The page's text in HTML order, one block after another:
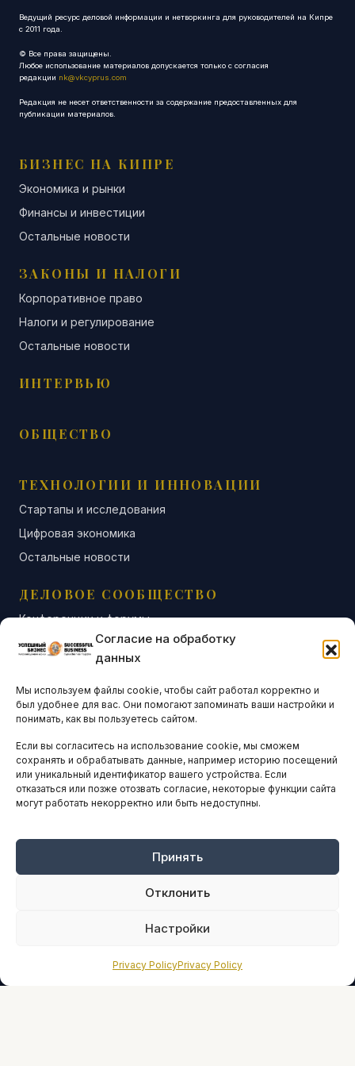
Согласие на обработку
данных
Мы используем файлы cookie, чтобы сайт работал корректно и
был удобнее для вас. Они помогают запоминать ваши настройки и
понимать, как вы пользуетесь сайтом.
Если вы согласитесь на использование cookie, мы сможем
сохранять и обрабатывать данные, например историю посещений
или уникальный идентификатор вашего устройства. Если
отказаться или позже отозвать согласие, некоторые функции сайта
могут работать некорректно или быть недоступны.
Принять
Отклонить
Настройки
Privacy PolicyPrivacy Policy
Ведущий ресурс деловой информации и нетворкинга для руководителей на Кипре
с 2011 года.
© Все права защищены.
Любое использование материалов допускается только с согласия
редакции nk@vkcyprus.com
Редакция не несет ответственности за содержание предоставленных для
публикации материалов.
БИЗНЕС НА КИПРЕ
Экономика и рынки
Финансы и инвестиции
Остальные новости
ЗАКОНЫ И НАЛОГИ
Корпоративное право
Налоги и регулирование
Остальные новости
ИНТЕРВЬЮ
ОБЩЕСТВО
ТЕХНОЛОГИИ И ИННОВАЦИИ
Стартапы и исследования
Цифровая экономика
Остальные новости
ДЕЛОВОЕ СООБЩЕСТВО
Конференции и форумы
Бизнес-клубы и ассоциации
Остальные новости
АНАЛИТИКА И СТАТИСТИКА
ARTICLES IN ENGLISH
НАВИГАЦИЯ
Оплата онлайн